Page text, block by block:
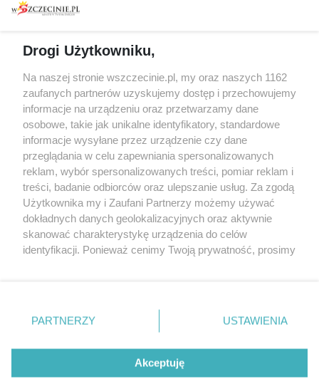
Spacery i oprowadzania
targi
Wernisaże
Więcej
Specjalny koncert z okazji
20. urodzin portalu
wSzczecinie.pl
Regulamin konkursów
śniadaniówka "Hej
Szczecin! Jest piątek!"
Partnerzy
Praca Szczecin
© 2026 wSzczecinie.pl
Created by GOD
Drogi Użytkowniku,
Na naszej stronie wszczecinie.pl, my oraz naszych 1162
zaufanych partnerów uzyskujemy dostęp i przechowujemy
informacje na urządzeniu oraz przetwarzamy dane
osobowe, takie jak unikalne identyfikatory, standardowe
informacje wysyłane przez urządzenie czy dane
przeglądania w celu zapewniania spersonalizowanych
reklam, wybór spersonalizowanych treści, pomiar reklam i
treści, badanie odbiorców oraz ulepszanie usług. Za zgodą
Użytkownika my i Zaufani Partnerzy możemy używać
dokładnych danych geolokalizacyjnych oraz aktywnie
skanować charakterystykę urządzenia do celów
identyfikacji. Ponieważ cenimy Twoją prywatność, prosimy
prywatności znajdujący się w lewym dolnym rogu strony
. Niektóre rodzaje przetwarzania danych nie wymagają
takiemu przetwarzaniu. Preferencje będą miały
zastosowania tylko na tej witrynie.
PARTNERZY USTAWIENIA
Akceptuję